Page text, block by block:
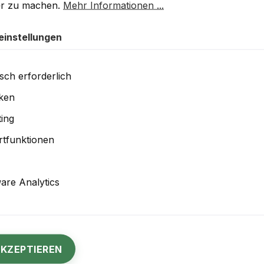
KONJUHI Precision Coating Towel
250GSM 40x40cm
zu machen. Mehr Informationen ...
erforderlich
Analytics